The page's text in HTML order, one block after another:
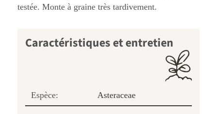
testée. Monte à graine très tardivement.
Caractéristiques et entretien
Espèce: Asteraceae